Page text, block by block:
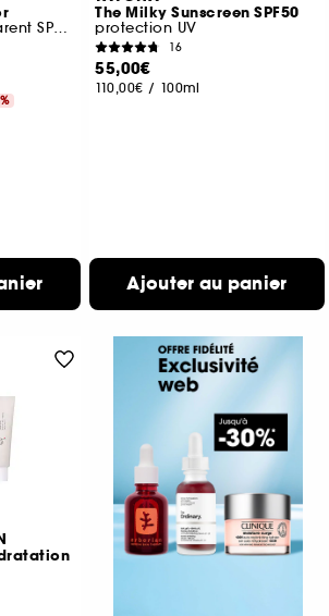
Stick Solaire Transparent SPF50+
The Milky Sunscreen SPF50
protection UV
16
55,00€
110,00€ / 100ml
Ajouter au panier